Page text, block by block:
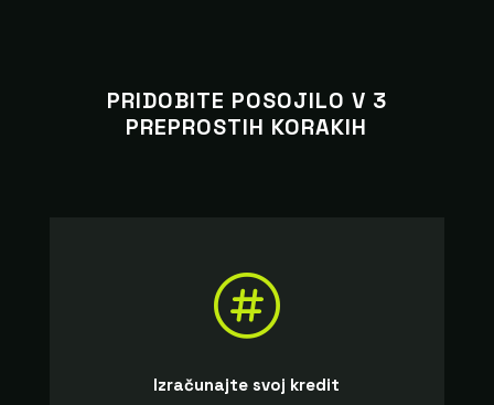
PRIDOBITE POSOJILO V 3
PREPROSTIH KORAKIH

Izračunajte svoj kredit